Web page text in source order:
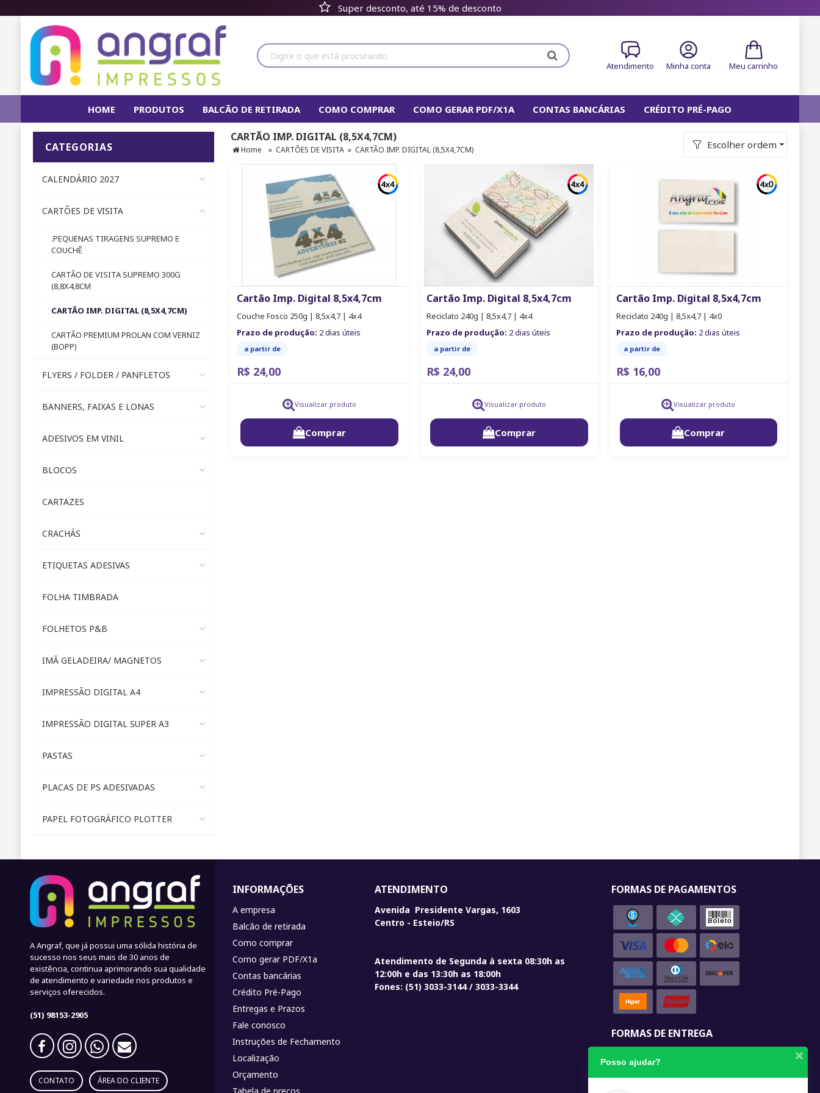
Super desconto, até 15% de desconto
Atendimento Minha conta Meu carrinho
HOME PRODUTOS BALCÃO DE RETIRADA COMO COMPRAR COMO GERAR PDF/X1A CONTAS BANCÁRIAS CRÉDITO PRÉ-PAGO
INSTRUÇÕES DE FECHAMENTO
CATEGORIAS
CALENDÁRIO 2027
CARTÕES DE VISITA
.PEQUENAS TIRAGENS SUPREMO E
COUCHÊ
CARTÃO DE VISITA SUPREMO 300G
(8,8X4,8CM
CARTÃO IMP. DIGITAL (8,5X4,7CM)
CARTÃO PREMIUM PROLAN COM VERNIZ
(BOPP)
FLYERS / FOLDER / PANFLETOS
BANNERS, FAIXAS E LONAS
ADESIVOS EM VINIL
BLOCOS
CARTAZES
CRACHÁS
ETIQUETAS ADESIVAS
FOLHA TIMBRADA
FOLHETOS P&B
IMÃ GELADEIRA/ MAGNETOS
IMPRESSÃO DIGITAL A4
IMPRESSÃO DIGITAL SUPER A3
PASTAS
PLACAS DE PS ADESIVADAS
PAPEL FOTOGRÁFICO PLOTTER
CARTÃO IMP. DIGITAL (8,5X4,7CM)
Home » CARTÕES DE VISITA » CARTÃO IMP. DIGITAL (8,5X4,7CM) Escolher ordem
Cartão Imp. Digital 8,5x4,7cm
Couche Fosco 250g | 8,5x4,7 | 4x4
Prazo de produção: 2 dias úteis
a partir de
R$ 24,00
Visualizar produto
Comprar
Cartão Imp. Digital 8,5x4,7cm
Reciclato 240g | 8,5x4,7 | 4x4
Prazo de produção: 2 dias úteis
a partir de
R$ 24,00
Visualizar produto
Comprar
Cartão Imp. Digital 8,5x4,7cm
Reciclato 240g | 8,5x4,7 | 4x0
Prazo de produção: 2 dias úteis
a partir de
R$ 16,00
Visualizar produto
Comprar
A Angraf, que já possui uma sólida história de
sucesso nos seus mais de 30 anos de
existência, continua aprimorando sua qualidade
de atendimento e variedade nos produtos e
serviços oferecidos.
(51) 98153-2905
CONTATO ÁREA DO CLIENTE
INFORMAÇÕES
A empresa
Balcão de retirada
Como comprar
Como gerar PDF/X1a
Contas bancárias
Crédito Pré-Pago
Entregas e Prazos
Fale conosco
Instruções de Fechamento
Localização
Orçamento
ATENDIMENTO
Avenida Presidente Vargas, 1603
Centro - Esteio/RS
Atendimento de Segunda à sexta 08:30h as
12:00h e das 13:30h as 18:00h
Fones: (51) 3033-3144 / 3033-3344
FORMAS DE PAGAMENTOS
FORMAS DE ENTREGA
Posso ajudar?